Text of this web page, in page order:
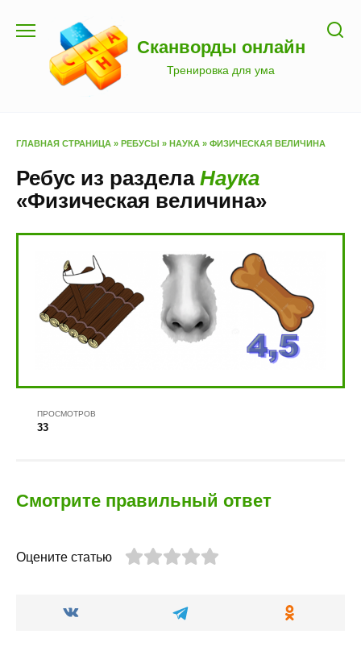
содержанию
Сканворды онлайн
Тренировка для ума
ГЛАВНАЯ СТРАНИЦА » РЕБУСЫ » НАУКА » ФИЗИЧЕСКАЯ ВЕЛИЧИНА
Ребус из раздела Наука
«Физическая величина»
ПРОСМОТРОВ
33
Смотрите правильный ответ
Оцените статью